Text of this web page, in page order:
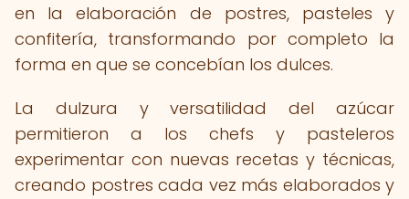
en la elaboración de postres, pasteles y
confitería, transformando por completo la
forma en que se concebían los dulces.
La dulzura y versatilidad del azúcar
permitieron a los chefs y pasteleros
experimentar con nuevas recetas y técnicas,
creando postres cada vez más elaborados y